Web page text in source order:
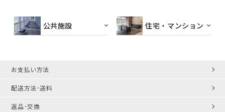
公共施設 住宅・マンション
お支払い方法
配送方法･送料
返品･交換